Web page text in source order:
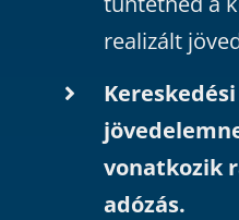
realizált
vonatkozik
adózás.